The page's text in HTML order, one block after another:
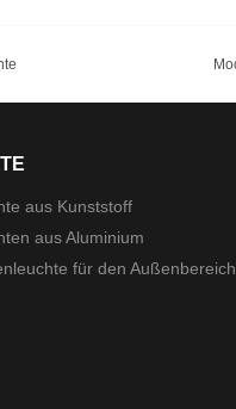
aus Kunststoff
aus Aluminium
für den Außenbereich